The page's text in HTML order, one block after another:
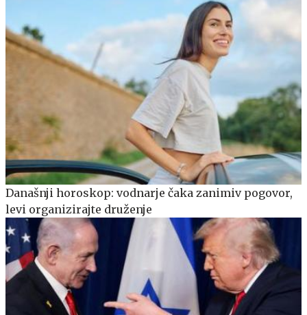
Današnji horoskop: vodnarje čaka zanimiv pogovor,
levi organizirajte druženje